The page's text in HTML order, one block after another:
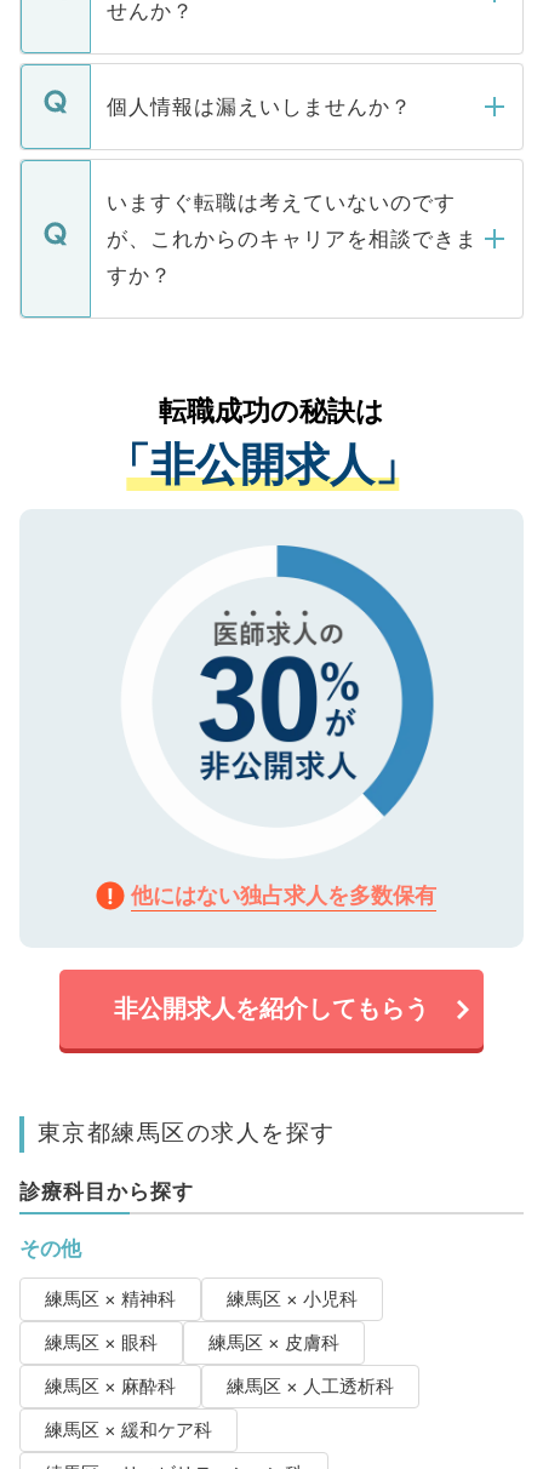
下記の理由によって、一般には公開してい
ません。
■応募殺到を避けるため 人気のある医療機
関を公にしてしまうと、応募が殺到する場
に、医療機関が求める条件に合った人材の
みを人材紹介会社に依頼するケースが増え
ています。
せんか？
転職・入職を強要することは一切ありませ
ん。また、仮に応募先から内定をいただい
定を承諾する必要はありません。内定先へ
の辞退の連絡はキャリアパートナーが行い
個人情報は漏えいしませんか？
個人情報が漏えいすることはありませんの
で、ご安心ください。当サイトからの登録
などで収集したご登録者様の個人情報は、
ご本人のキャリアアップおよび転職活動の
支援を目的に使用いたします。お預かりし
ているすべての個人データはご本人の許可
は、個人情報の取り扱いについての厳密な
管理基準を満たした事業者のみに付与され
る、プライバシーマークを取得済みです。
で、機密保持に関してもご安心ください。
いますぐ転職は考えていないのです
が、これからのキャリアを相談できま
すか？
かがいして、現在の医療機関の状況や紹介
経験をまじえながら、適切なアドバイスを
させていただきます。すぐにご転職をされ
ない方には、長期的なサポートが可能です
ので、まずはご登録ください。
転職成功の秘訣は
「非公開求人」
他にはない独占求人を多数保有
非公開求人を紹介してもらう
東京都練馬区の求人を探す
診療科目から探す
その他
練馬区 × 精神科
練馬区 × 小児科
練馬区 × 眼科
練馬区 × 皮膚科
練馬区 × 麻酔科
練馬区 × 人工透析科
練馬区 × 緩和ケア科